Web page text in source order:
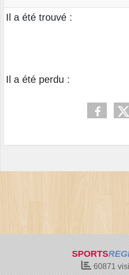
Il a été trouvé :
Il a été perdu :
SPORTS
60871